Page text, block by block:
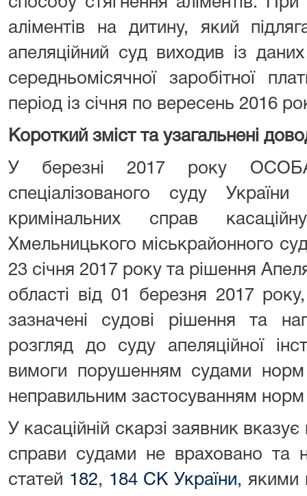
аліментів на дитину, який
апеляційний суд виходив із
середньомісячної заробітної
період із січня по вересень 2016
Короткий зміст та узагальнені
У березні 2017 року
спеціалізованого суду
кримінальних справ
Хмельницького міськрайонного
23 січня 2017 року та рішення
області від 01 березня 2017
зазначені судові рішення та
розгляд до суду апеляційної
вимоги порушенням судами норм
неправильним застосуванням норм
У касаційній скарзі заявник
справи судами не враховано та
статей 182, 184 СК України, якими